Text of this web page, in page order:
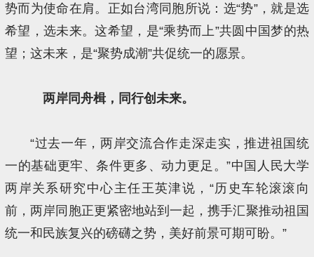
势而为使命在肩。正如台湾同胞所说：选“势”，就是选
希望，选未来。这希望，是“乘势而上”共圆中国梦的热
望；这未来，是“聚势成潮”共促统一的愿景。
两岸同舟楫，同行创未来。
“过去一年，两岸交流合作走深走实，推进祖国统
一的基础更牢、条件更多、动力更足。”中国人民大学
两岸关系研究中心主任王英津说，“历史车轮滚滚向
前，两岸同胞正更紧密地站到一起，携手汇聚推动祖国
统一和民族复兴的磅礴之势，美好前景可期可盼。”